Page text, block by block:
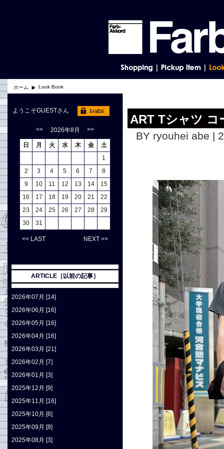
ホーム Look Book
ART Tシャツ
BY ryouhei abe |
ようこそGUESTさん
<< 2026年8月 >>
日 月 火 水 木 金
土
1
2
3 4 5 6 7
8
9
10 11 12 13 14
15
16
17 18 19 20 21
22
23
24 25 26 27 28
29
30
31
<< LAST NEXT >>
ARTICLE［以前の記事］
2026年07月 [14]
2026年06月 [16]
2026年05月 [16]
2026年04月 [16]
2026年03月 [21]
2026年02月 [7]
2026年01月 [3]
2025年12月 [9]
2025年11月 [16]
2025年10月 [6]
2025年09月 [8]
2025年08月 [3]